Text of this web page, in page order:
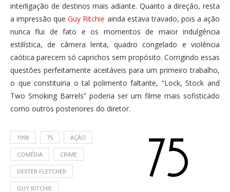
interligação de destinos mais adiante. Quanto a direção, resta
a impressão queGuy Ritchie ainda estava travado, pois a ação
nunca flui de fato e os momentos de maior indulgência
estilística, de câmera lenta, quadro congelado e violência
caótica parecem só caprichos sem propósito. Corrigindo essas
questões perfeitamente aceitáveis para um primeiro trabalho,
o que constituiria o tal polimento faltante, “Lock, Stock and
Two Smoking Barrels” poderia ser um filme mais sofisticado
como outros posteriores do diretor.
1998 75 AÇÃO
COMÉDIA CRIME
DEXTER FLETCHER
GUY RITCHIE